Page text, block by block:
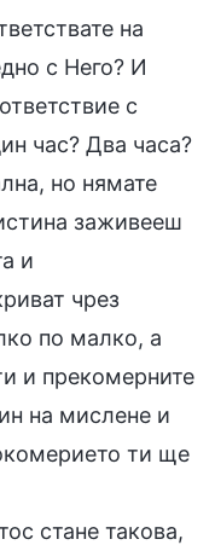
на
с Него? И
с
час? Два часа?
но нямате
заживееш
и
чрез
по малко, а
и прекомерните
на мислене и
ти ще
стане такова,